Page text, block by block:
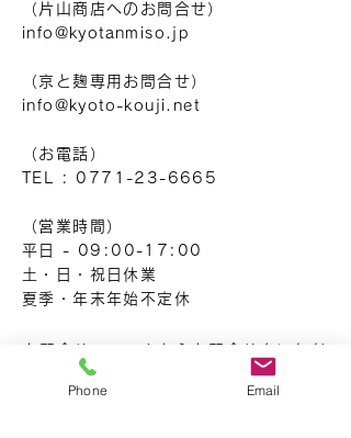
（片山商店へのお問合せ）
info@kyotanmiso.jp
（京と麹専用お問合せ）
info@kyoto-kouji.net
（お電話）
TEL : 0771-23-6665
（営業時間）
平日 - 09:00-17:00
土・日・祝日休業
夏季・年末年始不定休
きました場合、3営業日以内を目安にご
返信をさせていただきます。
Phone Email